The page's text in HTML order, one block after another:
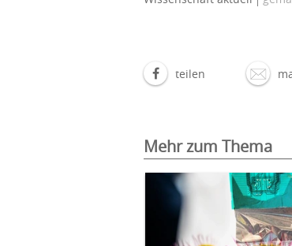
teilen
Mehr zum Thema